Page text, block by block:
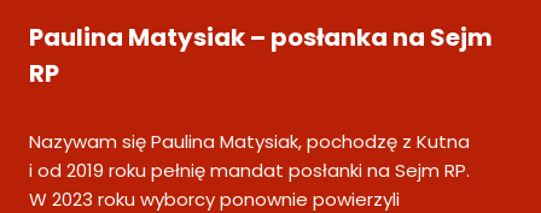
Paulina Matysiak – posłanka na Sejm
RP
Nazywam się Paulina Matysiak, pochodzę z Kutna
i od 2019 roku pełnię mandat posłanki na Sejm RP.
W 2023 roku wyborcy ponownie powierzyli